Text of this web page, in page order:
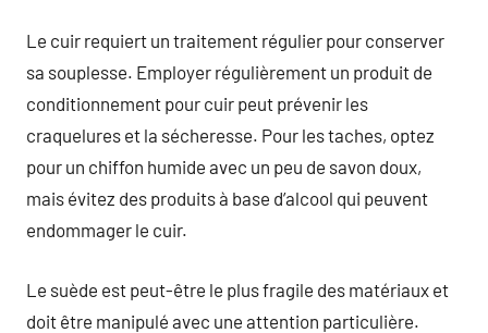
Le cuir requiert un traitement régulier pour conserver
sa souplesse. Employer régulièrement un produit de
conditionnement pour cuir peut prévenir les
craquelures et la sécheresse. Pour les taches, optez
pour un chiffon humide avec un peu de savon doux,
mais évitez des produits à base d’alcool qui peuvent
endommager le cuir.
Le suède est peut-être le plus fragile des matériaux et
doit être manipulé avec une attention particulière.